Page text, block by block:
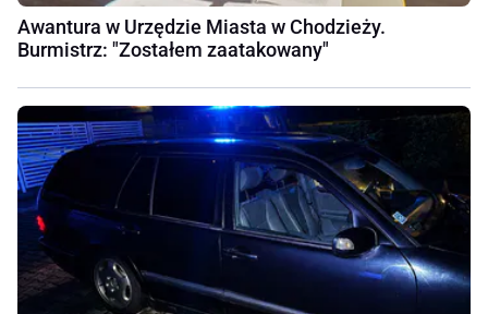
Awantura w Urzędzie Miasta w Chodzieży.
Burmistrz: "Zostałem zaatakowany"